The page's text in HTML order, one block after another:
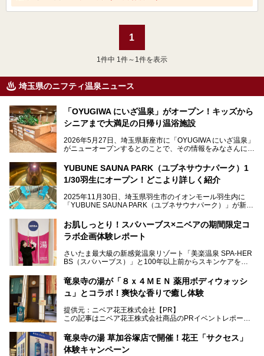
1
1 件中 1件～1件を表示
埼玉県のニフティ温泉ニュース
「OYUGIWA にいざ温泉」がオープン！キッズから
シニアまで大満足の日帰り温浴施設
2026年5月27日、埼玉県新座市に「OYUGIWA にいざ温泉」
がニューオープンするとのことで、その情報をみなさんにい
メインとなる黒湯の天然温泉や本格的なサウナをはじめ、4
種類のリラックスルームやお食事処、他施設とは一線を画す
てきました！
YUBUNE SAUNA PARK（ユブネサウナパーク）1
1/30羽生にオープン！どこより詳しく紹介
2025年11月30日、埼玉県羽生市のイオンモール羽生内に
「YUBUNE SAUNA PARK（ユブネサウナパーク）」が新規
今年の4月1日から楽久屋グループの一員となった「湯舞音
（ユブネ）」が新ブランド「YUBUNE SAUNA PARK」を立
湯舞音らしいサウナにこだわった遊び心満点の"銭湯×屋外サ
ウナ"施設で、男女別のお風呂のほか、水着やサウナ着で楽
ど、ユニークなポイントがいっぱい！
オープン前取材に行ってきましたので、早速どこより詳しく
紹介しちゃいます！
お肌しっとり！スパハーブス×ニベアの期間限定コ
ラボ企画体験レポート
さいたま最大級の新感覚温泉リゾート「美楽温泉 SPA-HER
BS（スパハーブス）」と100年以上前からスキンケアを考
読者モデルやインスタグラマーとして活躍している、美容＆
スパ大好きの畑瀬愛さんと取材してきました。
提供元：ニベア花王株式会社【PR】
この記事はニベア花王株式会社商品のPRイベントレポート
竜泉寺の湯が「８ｘ４ＭＥＮ 薬用ボディウォッシ
ュ」とコラボ！爽快な香りで癒し体験
提供元：ニベア花王株式会社【PR】
この記事はニベア花王株式会社商品のPRイベントレポート
ーーー
注目のボディウォッシュアイテム「８ｘ４ＭＥＮ 薬用ボデ
竜泉寺の湯 草加谷塚店で開催！花王「サクセス」
体験キャンペーン